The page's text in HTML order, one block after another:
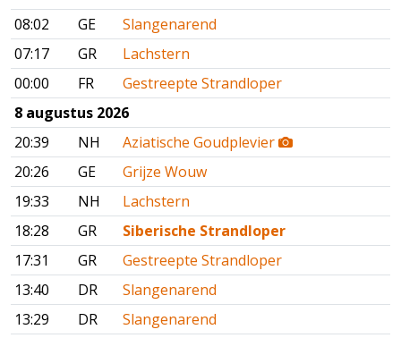
08:02
GE
Slangenarend
07:17
GR
Lachstern
00:00
FR
Gestreepte Strandloper
8 augustus 2026
20:39
NH
Aziatische Goudplevier
20:26
GE
Grijze Wouw
19:33
NH
Lachstern
18:28
GR
Siberische Strandloper
17:31
GR
Gestreepte Strandloper
13:40
DR
Slangenarend
13:29
DR
Slangenarend